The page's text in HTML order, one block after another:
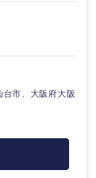
市、大阪府大阪